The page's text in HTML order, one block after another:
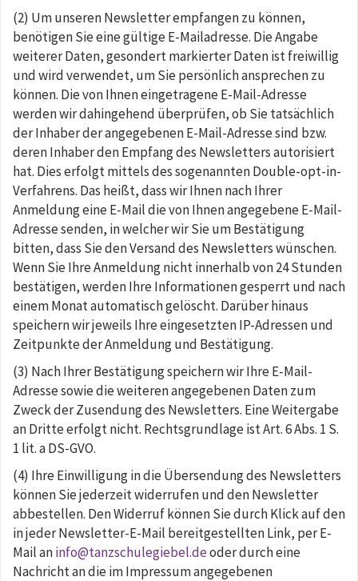
(2) Um unseren Newsletter empfangen zu können,
benötigen Sie eine gültige E-Mailadresse. Die Angabe
weiterer Daten, gesondert markierter Daten ist freiwillig
und wird verwendet, um Sie persönlich ansprechen zu
können. Die von Ihnen eingetragene E-Mail-Adresse
werden wir dahingehend überprüfen, ob Sie tatsächlich
der Inhaber der angegebenen E-Mail-Adresse sind bzw.
deren Inhaber den Empfang des Newsletters autorisiert
hat. Dies erfolgt mittels des sogenannten Double-opt-in-
Verfahrens. Das heißt, dass wir Ihnen nach Ihrer
Anmeldung eine E-Mail die von Ihnen angegebene E-Mail-
Adresse senden, in welcher wir Sie um Bestätigung
bitten, dass Sie den Versand des Newsletters wünschen.
Wenn Sie Ihre Anmeldung nicht innerhalb von 24 Stunden
bestätigen, werden Ihre Informationen gesperrt und nach
einem Monat automatisch gelöscht. Darüber hinaus
speichern wir jeweils Ihre eingesetzten IP-Adressen und
Zeitpunkte der Anmeldung und Bestätigung.
(3) Nach Ihrer Bestätigung speichern wir Ihre E-Mail-
Adresse sowie die weiteren angegebenen Daten zum
Zweck der Zusendung des Newsletters. Eine Weitergabe
an Dritte erfolgt nicht. Rechtsgrundlage ist Art. 6 Abs. 1 S.
1 lit. a DS-GVO.
(4) Ihre Einwilligung in die Übersendung des Newsletters
können Sie jederzeit widerrufen und den Newsletter
abbestellen. Den Widerruf können Sie durch Klick auf den
in jeder Newsletter-E-Mail bereitgestellten Link, per E-
Mail aninfo@tanzschulegiebel.deoder durch eine
Nachricht an die im Impressum angegebenen